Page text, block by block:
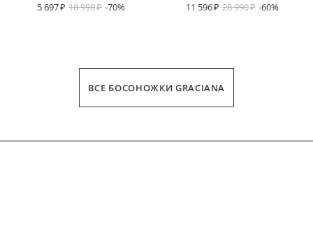
5 697
18 990 -70%
11 596
28 990 -60%
ВСЕ БОСОНОЖКИ GRACIANA